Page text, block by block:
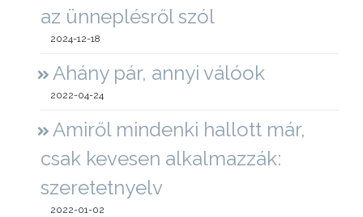
az ünneplésről szól
2024-12-18
Ahány pár, annyi válóok
2022-04-24
Amiről mindenki hallott már,
csak kevesen alkalmazzák:
szeretetnyelv
2022-01-02